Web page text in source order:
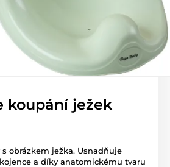
koupání ježek
obrázkem ježka. Usnadňuje
a díky anatomickému tvaru